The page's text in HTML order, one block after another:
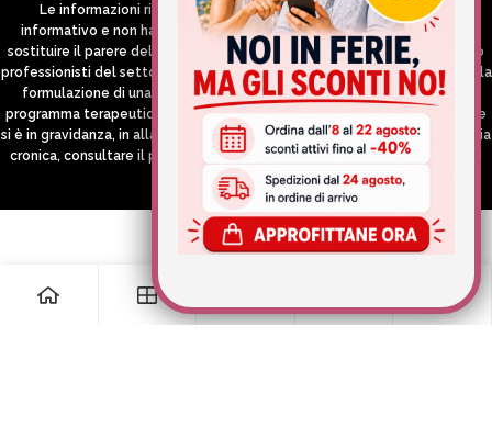
Le informazioni riportate nel Sito hanno esclusivamente scopo
informativo e non hanno in alcun modo né la pretesa né l’obiettivo di
sostituire il parere del medico e/o specialista, di altri operatori sanitari o
professionisti del settore che devono in ogni caso essere contattati per la
formulazione di una diagnosi o l’indicazione di un eventuale corretto
programma terapeutico e/o dietetico e/o di integrazione alimentare. Se
si è in gravidanza, in allattamento o si stanno assumendo farmaci in terapia
cronica, consultare il proprio medico curante prima di assumere qualsiasi
integratore.